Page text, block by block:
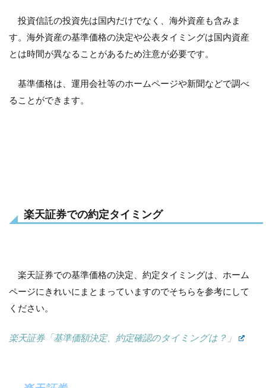
投資信託の投資先は国内だけでなく、海外資産も含みま
す。海外資産の基準価格の決定や公表タイミングは国内資産
とは時間が異なることがあるため注意が必要です。
基準価格は、運用会社等のホームページや新聞などで調べ
ることができます。
楽天証券での約定タイミング
楽天証券での基準価格の決定、約定タイミングは、ホーム
ページにきれいにまとまっていますのでそちらを参考にして
ください。
楽天証券「基準価額決定、約定確認のタイミングは？」